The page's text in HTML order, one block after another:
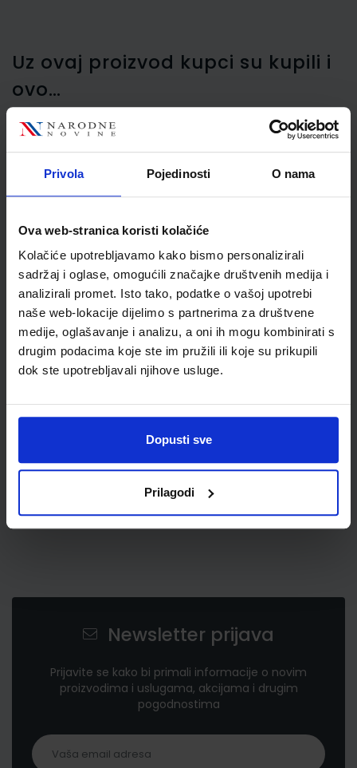
Privola Pojedinosti O nama
Ova web-stranica koristi kolačiće
Kolačiće upotrebljavamo kako bismo personalizirali
sadržaj i oglase, omogućili značajke društvenih medija i
analizirali promet. Isto tako, podatke o vašoj upotrebi
naše web-lokacije dijelimo s partnerima za društvene
medije, oglašavanje i analizu, a oni ih mogu kombinirati s
drugim podacima koje ste im pružili ili koje su prikupili
dok ste upotrebljavali njihove usluge.
Dopusti sve
Prilagodi
Uz ovaj proizvod kupci su kupili i
ovo…
Stroj za spajanje Maestri
Primula 6, sivi
11,28 €
Newsletter prijava
Prijavite se kako bi primali informacije o novim
proizvodima i uslugama, akcijama i drugim
pogodnostima